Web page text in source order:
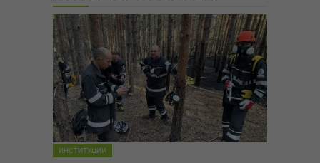
ИНСТИТУЦИИ